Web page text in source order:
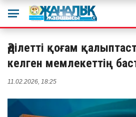
Әділетті қоғам
келген мемлекеттің
11.02.2026, 18:25